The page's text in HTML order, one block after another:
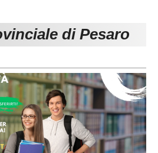
Carica la tua Rosa
di Pesaro